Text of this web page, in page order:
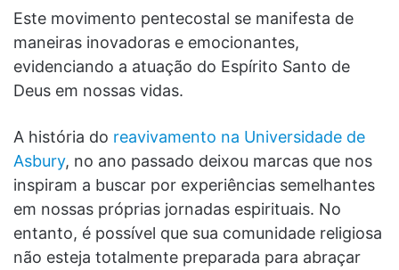
Este movimento pentecostal se manifesta de
maneiras inovadoras e emocionantes,
evidenciando a atuação do Espírito Santo de
Deus em nossas vidas.
A história do reavivamento na Universidade de
Asbury, no ano passado deixou marcas que nos
inspiram a buscar por experiências semelhantes
em nossas próprias jornadas espirituais. No
entanto, é possível que sua comunidade religiosa
não esteja totalmente preparada para abraçar